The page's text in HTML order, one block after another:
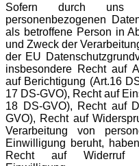
Sofern durch uns
personenbezogenen
als betroffene Person in
und Zweck der
der EU
insbesondere Recht auf
auf Berichtigung (Art.16
17 DS-GVO), Recht auf
18 DS-GVO), Recht auf
GVO), Recht auf
Verarbeitung von
Einwilligung beruht,
Recht auf Widerruf